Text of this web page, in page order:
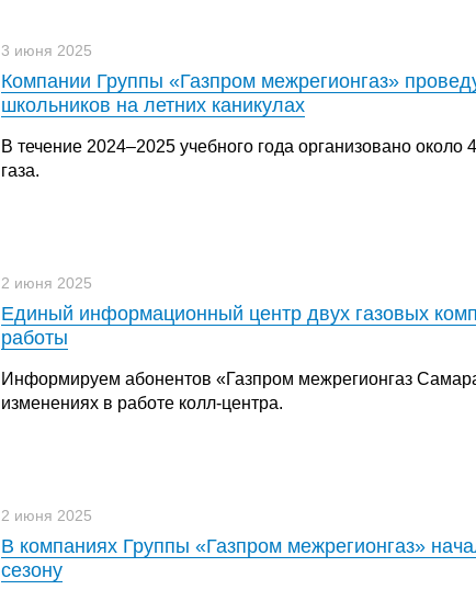
3 июня 2025
Компании Группы «Газпром межрегионгаз»
школьников на летних каникулах
В течение 2024–2025 учебного года организовано
газа.
2 июня 2025
Единый информационный центр двух газовых
работы
Информируем абонентов «Газпром межрегионгаз
изменениях в работе колл-центра.
2 июня 2025
В компаниях Группы «Газпром межрегионгаз»
сезону